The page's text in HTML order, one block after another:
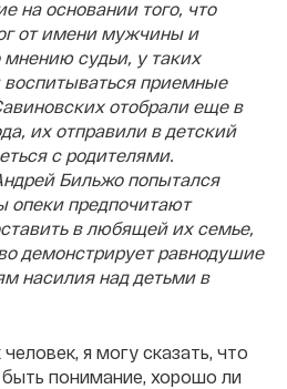
на основании того, что
от имени мужчины и
судьи, у таких
приемные
отобрали еще в
их отправили в детский
с родителями.
Бильжо попытался
опеки предпочитают
в любящей их семье,
демонстрирует равнодушие
насилия над детьми в
я могу сказать, что
понимание, хорошо ли